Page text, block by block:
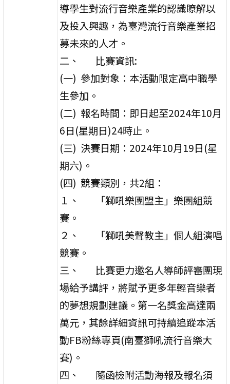
導學生對流行音樂產業的認識瞭解以
及投入興趣，為臺灣流行音樂產業招
募未來的人才。
二、 比賽資訊:
(一) 參加對象：本活動限定高中職學
生參加。
(二) 報名時間：即日起至2024年10月
6日(星期日)24時止。
(三) 決賽日期：2024年10月19日(星
期六)。
(四) 競賽類別，共2組：
１、 「獅吼樂團盟主」樂團組競
賽。
２、 「獅吼美聲教主」個人組演唱
競賽。
三、 比賽更力邀名人導師評審團現
場給予講評，將賦予更多年輕音樂者
的夢想規劃建議。第一名獎金高達兩
萬元，其餘詳細資訊可持續追蹤本活
動FB粉絲專頁(南臺獅吼流行音樂大
賽)。
四、 隨函檢附活動海報及報名須